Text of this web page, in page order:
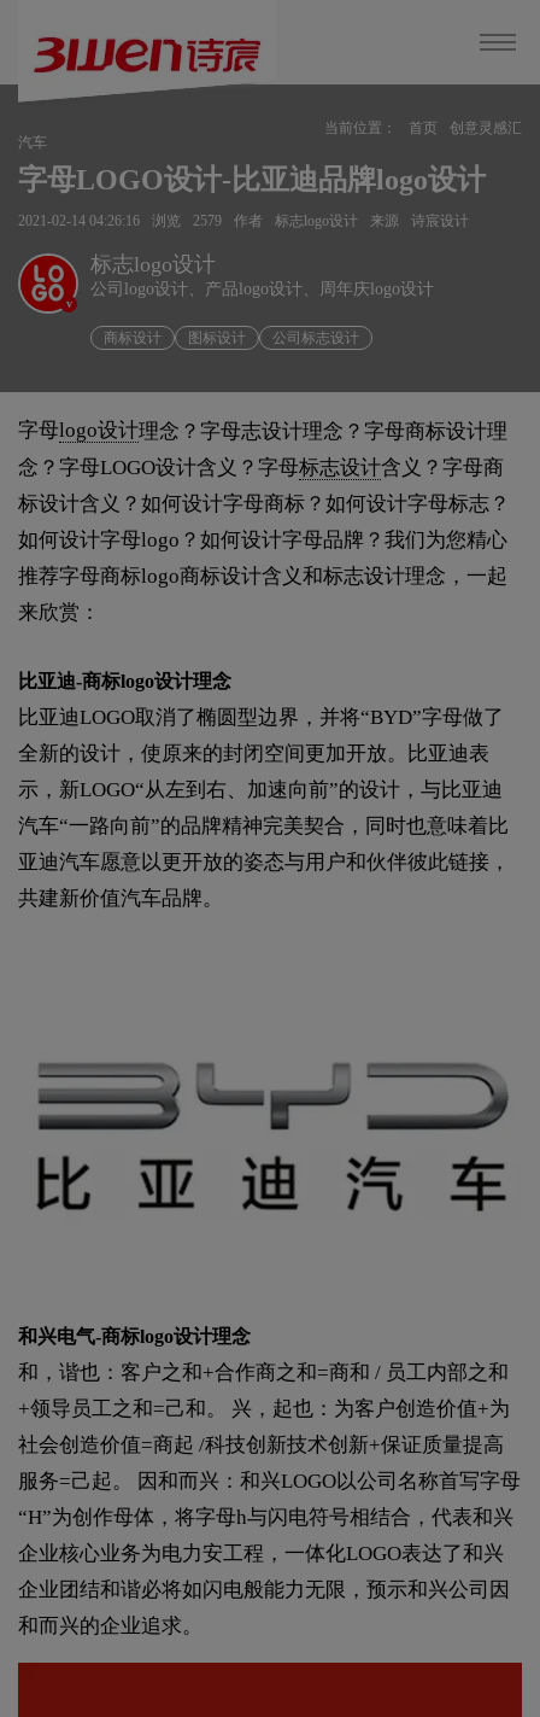
当前位置： 首页
创意灵感汇
汽车
字母LOGO设计-比亚迪品牌logo设计
2021-02-14 04:26:16 浏览 2579 作者 标志logo设计 来源 诗宸设计
v
标志logo设计
公司logo设计、产品logo设计、周年庆logo设计
商标设计 图标设计 公司标志设计
字母logo设计理念？字母志设计理念？字母商标设计理
念？字母LOGO设计含义？字母标志设计含义？字母商
标设计含义？如何设计字母商标？如何设计字母标志？
如何设计字母logo？如何设计字母品牌？我们为您精心
推荐字母商标logo商标设计含义和标志设计理念，一起
来欣赏：
比亚迪-商标logo设计理念
比亚迪LOGO取消了椭圆型边界，并将“BYD”字母做了
全新的设计，使原来的封闭空间更加开放。比亚迪表
示，新LOGO“从左到右、加速向前”的设计，与比亚迪
汽车“一路向前”的品牌精神完美契合，同时也意味着比
亚迪汽车愿意以更开放的姿态与用户和伙伴彼此链接，
共建新价值汽车品牌。
和兴电气-商标logo设计理念
和，谐也：客户之和+合作商之和=商和 / 员工内部之和
+领导员工之和=己和。 兴，起也：为客户创造价值+为
社会创造价值=商起 /科技创新技术创新+保证质量提高
服务=己起。 因和而兴：和兴LOGO以公司名称首写字母
“H”为创作母体，将字母h与闪电符号相结合，代表和兴
企业核心业务为电力安工程，一体化LOGO表达了和兴
企业团结和谐必将如闪电般能力无限，预示和兴公司因
和而兴的企业追求。